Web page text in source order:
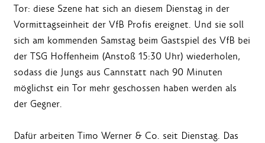
Tor: diese Szene hat sich an diesem Dienstag in der
Vormittagseinheit der VfB Profis ereignet. Und sie soll
sich am kommenden Samstag beim Gastspiel des VfB bei
der TSG Hoffenheim (Anstoß 15:30 Uhr) wiederholen,
sodass die Jungs aus Cannstatt nach 90 Minuten
möglichst ein Tor mehr geschossen haben werden als
der Gegner.
Dafür arbeiten Timo Werner & Co. seit Dienstag. Das